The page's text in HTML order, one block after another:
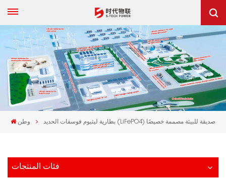
وطن بطارية ليثيوم فوسفات الحديد (LiFePO4) صديقة للبيئة مصممة خصيصًا
فئات المنتجات